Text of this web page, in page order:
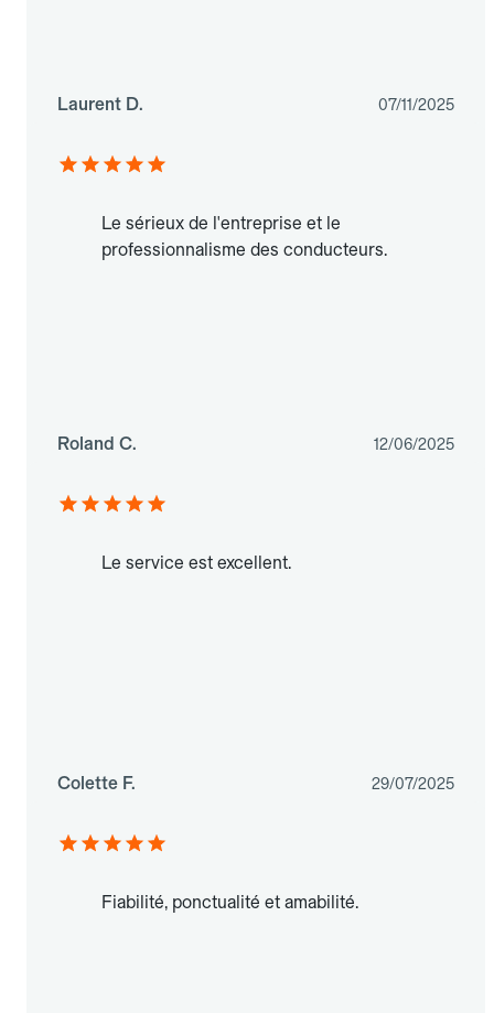
Laurent D. 07/11/2025
Le sérieux de l'entreprise et le
professionnalisme des conducteurs.
Roland C. 12/06/2025
Le service est excellent.
Colette F. 29/07/2025
Fiabilité, ponctualité et amabilité.